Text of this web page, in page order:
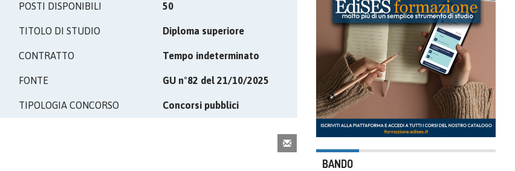
POSTI DISPONIBILI 50
TITOLO DI STUDIO Diploma superiore
CONTRATTO Tempo indeterminato
FONTE GU n°82 del 21/10/2025
TIPOLOGIA CONCORSO Concorsi pubblici
BANDO